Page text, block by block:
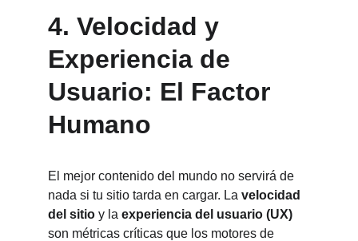
4. Velocidad y
Experiencia de
Usuario: El Factor
Humano
El mejor contenido del mundo no servirá de
nada si tu sitio tarda en cargar. La velocidad
del sitio y la experiencia del usuario (UX)
son métricas críticas que los motores de